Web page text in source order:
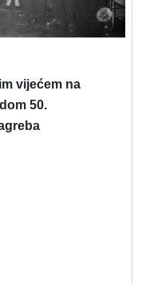
vijećem na
50.